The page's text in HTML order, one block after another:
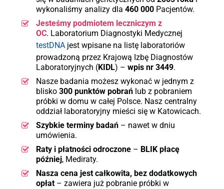
Informacje o
strony.
Ile czeka się na wyniki?
do 5-10 dni
Masz pytania?
533 090 626
wykonaliśmy analizy dla 460 000 Pacjentów.
Jesteśmy podmiotem leczniczym z
OC. Laboratorium Diagnostyki Medycznej
testDNA jest wpisane na listę laboratoriów
prowadzoną przez Krajową Izbę Diagnostów
Laboratoryjnych (KIDL) – wpis nr 3449.
Nasze badania możesz wykonać w jednym z
blisko 300 punktów pobrań lub z pobraniem
próbki w domu w całej Polsce. Nasz centralny
oddział laboratoryjny mieści się w Katowicach.
Szybkie terminy badań – nawet w dniu
umówienia.
Raty i płatności odroczone – BLIK płacę
później, Mediraty.
Nasza cena jest całkowita, bez dodatkowych
opłat – zawiera już pobranie próbki w